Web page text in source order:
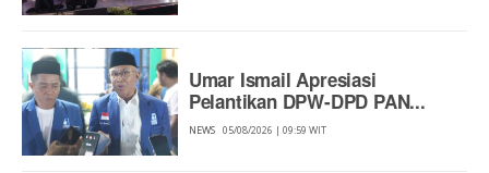
Umar Ismail Apresiasi
Pelantikan DPW-DPD PAN...
NEWS 05/08/2026 | 09:59 WIT